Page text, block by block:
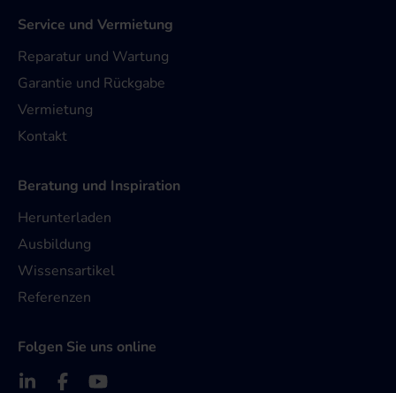
Service und Vermietung
Reparatur und Wartung
Garantie und Rückgabe
Vermietung
Kontakt
Beratung und Inspiration
Herunterladen
Ausbildung
Wissensartikel
Referenzen
Folgen Sie uns online